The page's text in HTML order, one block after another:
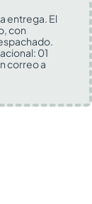
entrega. El
con
01
correo a